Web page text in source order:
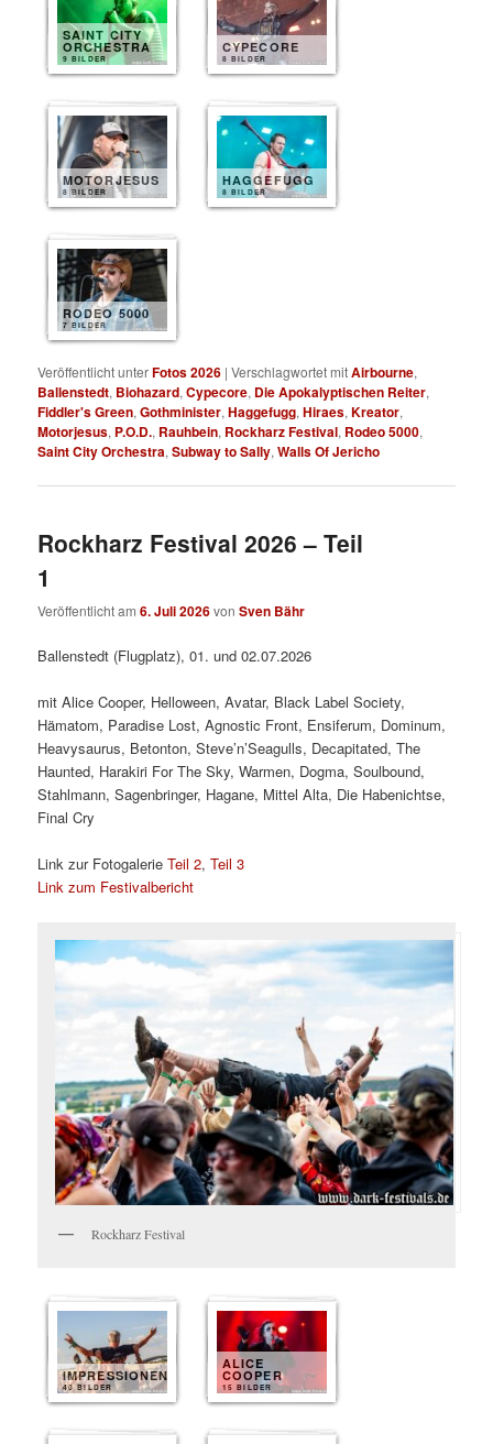
SAINT CITY
ORCHESTRA
9 BILDER
CYPECORE
8 BILDER
MOTORJESUS
8 BILDER
HAGGEFUGG
8 BILDER
RODEO 5000
7 BILDER
Veröffentlicht unterFotos 2026 |Verschlagwortet mitAirbourne,
Ballenstedt, Biohazard,Cypecore, Die Apokalyptischen Reiter,
Fiddler's Green,Gothminister,Haggefugg,Hiraes,Kreator,
Motorjesus, P.O.D., Rauhbein, Rockharz Festival, Rodeo 5000,
Saint City Orchestra,Subway to Sally,Walls Of Jericho
Rockharz Festival 2026 – Teil
1
Veröffentlicht am6. Juli 2026vonSven Bähr
Ballenstedt (Flugplatz), 01. und 02.07.2026
mit Alice Cooper, Helloween, Avatar, Black Label Society,
Hämatom, Paradise Lost, Agnostic Front, Ensiferum, Dominum,
Heavysaurus, Betonton, Steve’n’Seagulls, Decapitated, The
Haunted, Harakiri For The Sky, Warmen, Dogma, Soulbound,
Stahlmann, Sagenbringer, Hagane, Mittel Alta, Die Habenichtse,
Final Cry
Link zur FotogalerieTeil 2,Teil 3
Link zum Festivalbericht
Rockharz Festival
IMPRESSIONEN
40 BILDER
ALICE
COOPER
15 BILDER